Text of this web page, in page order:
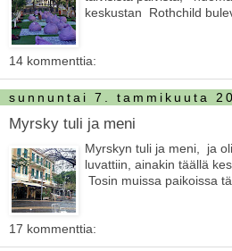
keskustan Rothchild
14 kommenttia:
sunnuntai 7. tammikuuta
Myrsky tuli ja meni
Myrskyn tuli ja meni, ja
luvattiin, ainakin täällä
Tosin muissa paikoissa
17 kommenttia: